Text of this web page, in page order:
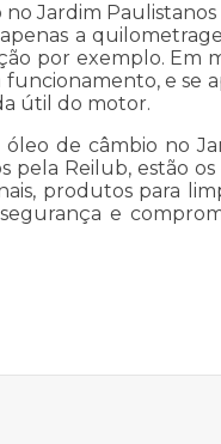
Jardim
a
por exemplo. Em
e se
útil do motor.
de câmbio no
pela Reilub, estão
produtos para
e